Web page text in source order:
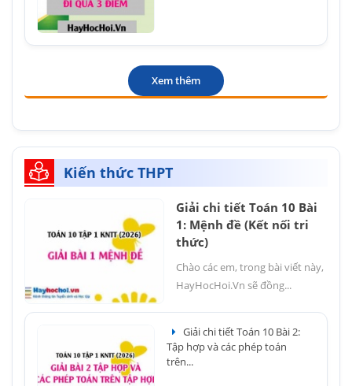
Xem thêm
Kiến thức THPT
Giải chi tiết Toán 10 Bài
1: Mệnh đề (Kết nối tri
thức)
Chào các em, trong bài viết này,
HayHocHoi.Vn sẽ đồng...
Giải chi tiết Toán 10 Bài 2:
Tập hợp và các phép toán
trên...